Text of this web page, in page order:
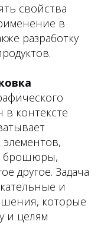
свойства
в
разработку
в контексте
брошюры,
другое. Задача
и
которые
и целям